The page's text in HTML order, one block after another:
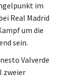
im
Real Madrid
um die
sein.
Valverde
zweier